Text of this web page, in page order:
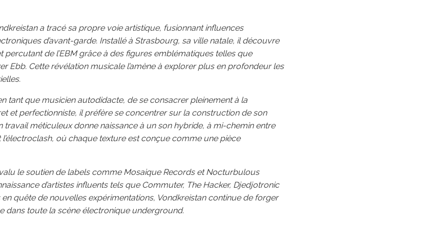
a tracé sa propre voie artistique, fusionnant influences
d’avant-garde. Installé à Strasbourg, sa ville natale, il découvre
percutant de l’EBM grâce à des figures emblématiques telles que
Ebb. Cette révélation musicale l’amène à explorer plus en profondeur les
en tant que musicien autodidacte, de se consacrer pleinement à la
et perfectionniste, il préfère se concentrer sur la construction de son
travail méticuleux donne naissance à un son hybride, à mi-chemin entre
l’électroclash, où chaque texture est conçue comme une pièce
le soutien de labels comme Mosaique Records et Nocturbulous
d’artistes influents tels que Commuter, The Hacker, Djedjotronic
quête de nouvelles expérimentations, Vondkreistan continue de forger
dans toute la scène électronique underground.